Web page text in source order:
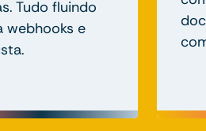
Tudo fluindo
webhooks e